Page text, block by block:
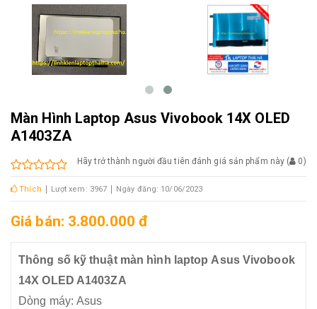
Màn Hình Laptop Asus Vivobook 14X OLED
A1403ZA
Hãy trở thành người đầu tiên đánh giá sản phẩm này ( 0)
Thích Lượt xem: 3967 Ngày đăng: 10/06/2023
Giá bán: 3.800.000 đ
Thông số kỹ thuật màn hình laptop Asus Vivobook
14X OLED A1403ZA
Dòng máy: Asus